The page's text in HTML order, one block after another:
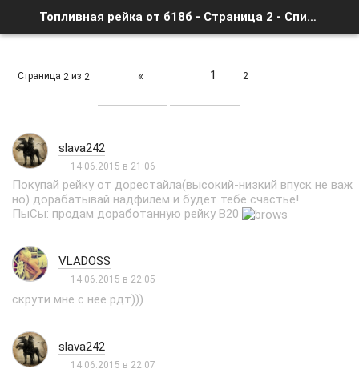
Топливная рейка от б18б - Страница 2 - Список форумов
Страница 2 из 2 « 1 2
slava242
14.06.2015 в 21:06
Покупай рейку от дорестайла(высокий-низкий впуск не важ
но) дорабатывай надфилем и будет тебе счастье!
ПыСы: продам доработанную рейку В20
VLADOSS
14.06.2015 в 22:05
скрути мне с нее рдт)))
slava242
14.06.2015 в 22:07